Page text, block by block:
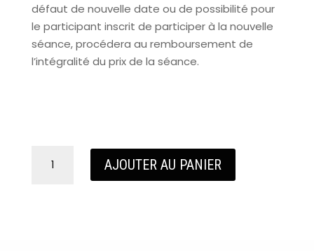
défaut de nouvelle date ou de possibilité pour
le participant inscrit de participer à la nouvelle
séance, procédera au remboursement de
l’intégralité du prix de la séance.
AJOUTER AU PANIER